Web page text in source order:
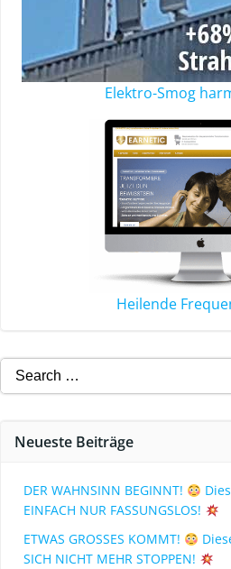
Elektro-Smog
Heilende
Neueste Beiträge
DER WAHNSINN BEGINNT!
EINFACH NUR FASSUNGSLOS!
ETWAS GROSSES KOMMT!
SICH NICHT MEHR STOPPEN!